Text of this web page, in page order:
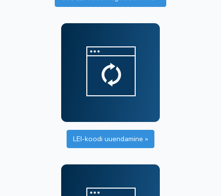
LEI-koodi uuendamine »